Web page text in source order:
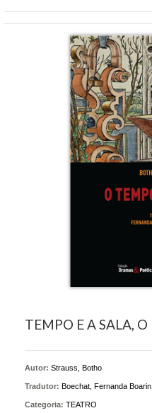
TEMPO E A SALA, O
Autor: Strauss, Botho
Tradutor: Boechat, Fernanda Boarin
Categoria: TEATRO